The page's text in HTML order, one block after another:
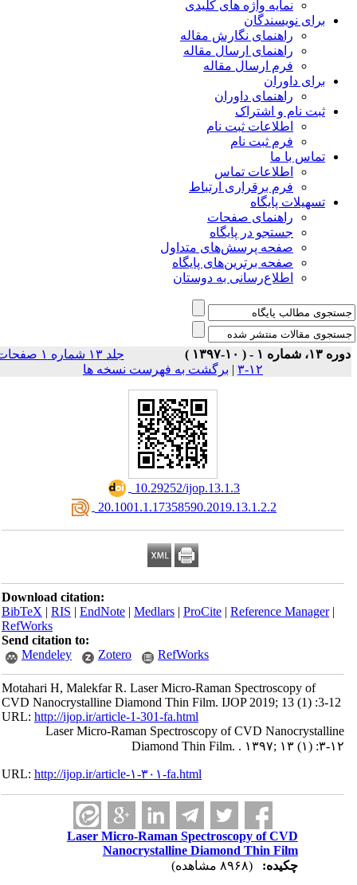
نمایه واژه های کلیدی
برای نویسندگان
راهنمای نگارش مقاله
راهنمای ارسال مقاله
فرم ارسال مقاله
برای داوران
راهنمای داوران
ثبت نام و اشتراک
اطلاعات ثبت نام
فرم ثبت نام
تماس با ما
اطلاعات تماس
فرم برقراری ارتباط
تسهیلات پایگاه
راهنمای صفحات
جستجو در پایگاه
صفحه پرسش‌های متداول
صفحه برترین‌های پایگاه
اطلاع‌رسانی به دوستان
۱۳، شماره ۱ - ( ۱۰-۱۳۹۷ )
جلد ۱۳ شماره ۱ صفحات
۱۲-۳
|برگشت به فهرست نسخه ها
‎ 10.29252/ijop.13.1.3
‎ 20.1001.1.17358590.2019.13.1.2.2
Download citation:
BibTeX|RIS|EndNote|Medlars|ProCite|Reference Manager
RefWorks
Send citation to:
Mendeley
Zotero RefWorks
Motahari H, Malekfar R. Laser Micro-Raman Spectroscopy of
CVD Nanocrystalline Diamond Thin Film. IJOP 2019; 13 (1) :3-12
URL:http://ijop.ir/article-1-301-fa.html
Laser Micro-Raman Spectroscopy of CVD Nanocrystalline
Diamond Thin Film. . ۱۳۹۷; ۱۳ (۱) :۳-۱۲
URL:http://ijop.ir/article-۱-۳۰۱-fa.html
Laser Micro-Raman Spectroscopy of CVD
Nanocrystalline Diamond Thin Film
چکیده: